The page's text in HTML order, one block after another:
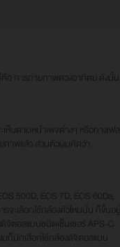
อ การถ่ายภาพดวงอาทิตย์ ดังนั้น
นตามหน้าเพจต่างๆ หรือทางเฟส
ภาพแล้ว ส่วนตัวผมคิดว่า
500D, EOS 7D, EOS 60Da,
จะเลือกใช้กล้องตัวไหนนั้น ก็ขึ้นอยู่
จิตอลแบบชนิดเซ็นเซอร์ APS-C
ก็มักเลือกใช้กล้องดิจิตอลแบบ